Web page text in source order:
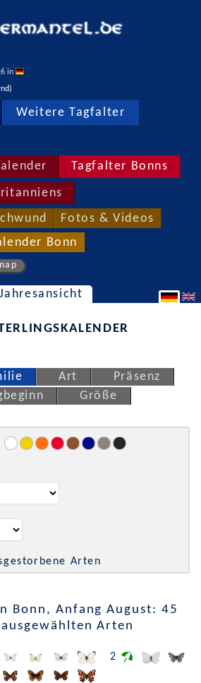
in
Weitere Tagfalter
Tagfalter Bonns
Fotos & Videos
Bonn
Jahresansicht
Art
Präsenz
Größe
Arten
Bonn, Anfang August: 45
Arten
2